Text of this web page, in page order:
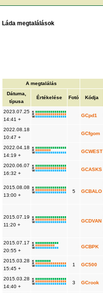
Láda megtalálások
A megtalálás
Dátuma,
típusa
Értékelése Fotó Kódja
2023.07.25
14:41 +
K
R
W
GCpd1
2022.08.18
10:47 +
GCfgom
2022.04.18
14:19 +
K
R
W
GCWEST
2020.06.07
16:32 +
K
R
W
GCASKS
2015.08.08
13:00 +
K
R
W
5 GCBALO
2015.07.19
11:20 +
K
R
W
GCDVAN
2015.07.17
20:55 +
K
R
W
GCBPK
2015.03.28
15:45 +
K
R
W
1 GC500
2015.03.28
14:40 +
K
R
W
3 GCrook